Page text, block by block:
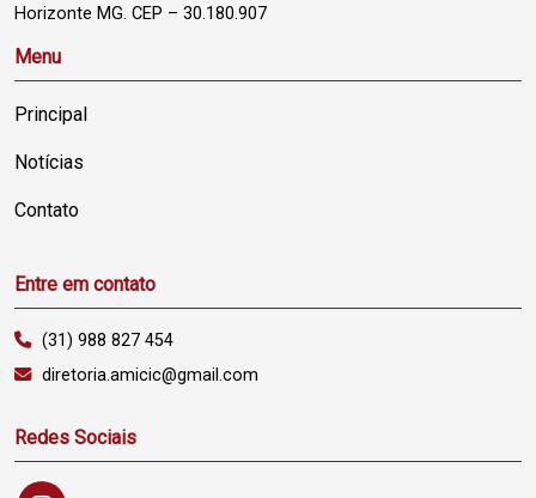
Horizonte MG. CEP – 30.180.907
Menu
Principal
Notícias
Contato
Entre em contato
(31) 988 827 454
diretoria.amicic@gmail.com
Redes Sociais